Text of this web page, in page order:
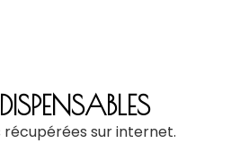
sur internet.